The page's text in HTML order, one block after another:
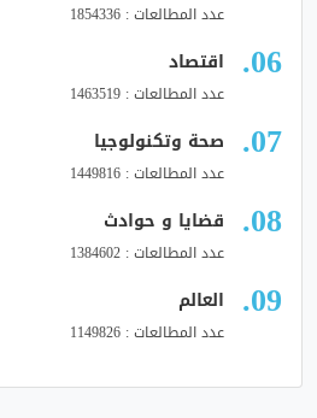
عدد المطالعات : 1854336
اقتصاد
عدد المطالعات : 1463519
صحة وتكنولوجيا
عدد المطالعات : 1449816
قضايا و حوادث
عدد المطالعات : 1384602
العالم
عدد المطالعات : 1149826